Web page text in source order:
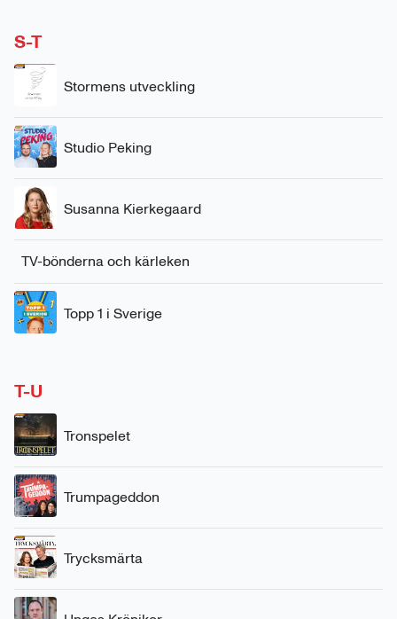
S-T
Stormens utveckling
Studio Peking
Susanna Kierkegaard
TV-bönderna och kärleken
Topp 1 i Sverige
T-U
Tronspelet
Trumpageddon
Trycksmärta